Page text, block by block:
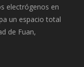
electrógenos en
un espacio total
de Fuan,